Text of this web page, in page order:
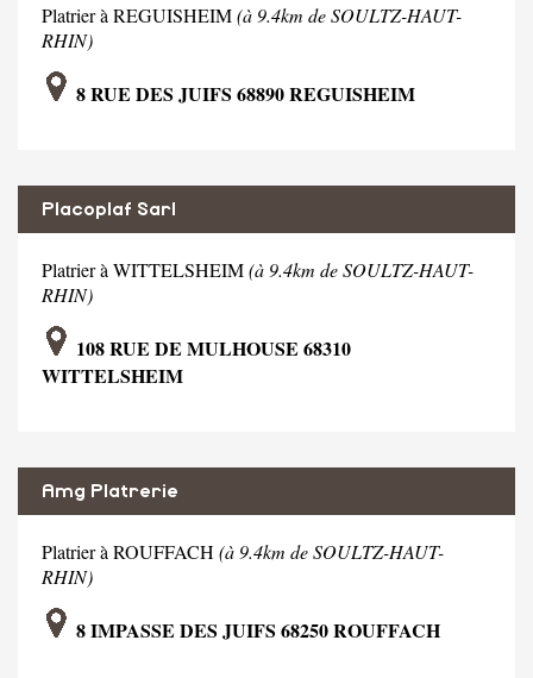
Platrier à REGUISHEIM(à 9.4km de SOULTZ-HAUT-
RHIN)
8 RUE DES JUIFS 68890 REGUISHEIM
Placoplaf Sarl
Platrier à WITTELSHEIM(à 9.4km de SOULTZ-HAUT-
RHIN)
108 RUE DE MULHOUSE 68310
WITTELSHEIM
Amg Platrerie
Platrier à ROUFFACH (à 9.4km de SOULTZ-HAUT-
RHIN)
8 IMPASSE DES JUIFS 68250 ROUFFACH